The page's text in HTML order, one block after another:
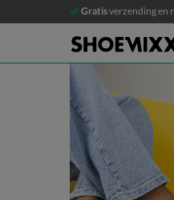
Gratisverzending en
New
Lage
Product media